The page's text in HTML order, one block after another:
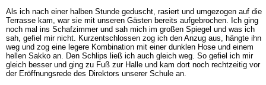
Als ich nach einer halben Stunde geduscht, rasiert und umgezogen auf die
Terrasse kam, war sie mit unseren Gästen bereits aufgebrochen. Ich ging
noch mal ins Schafzimmer und sah mich im großen Spiegel und was ich
sah, gefiel mir nicht. Kurzentschlossen zog ich den Anzug aus, hängte ihn
weg und zog eine legere Kombination mit einer dunklen Hose und einem
hellen Sakko an. Den Schlips ließ ich auch gleich weg. So gefiel ich mir
gleich besser und ging zu Fuß zur Halle und kam dort noch rechtzeitig vor
der Eröffnungsrede des Direktors unserer Schule an.